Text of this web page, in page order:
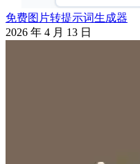
免费图片转提示词生成器
2026 年 4 月 13 日